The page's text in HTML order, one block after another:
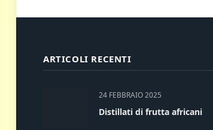
ARTICOLI RECENTI
24 FEBBRAIO 2025
Distillati di frutta africani